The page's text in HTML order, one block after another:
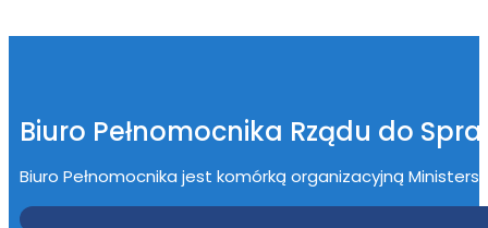
Biuro Pełnomocnika Rządu do
Biuro Pełnomocnika jest komórką organizacyjną